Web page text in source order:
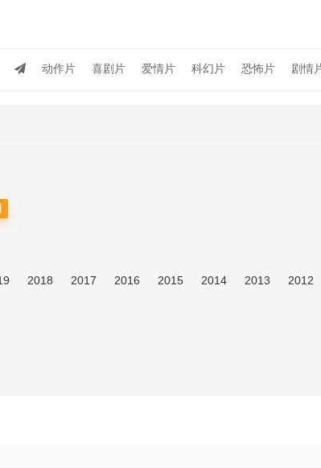
动作片 喜剧片 爱情片 科幻片 恐怖片 剧情
2018 2017 2016 2015 2014 2013 2012